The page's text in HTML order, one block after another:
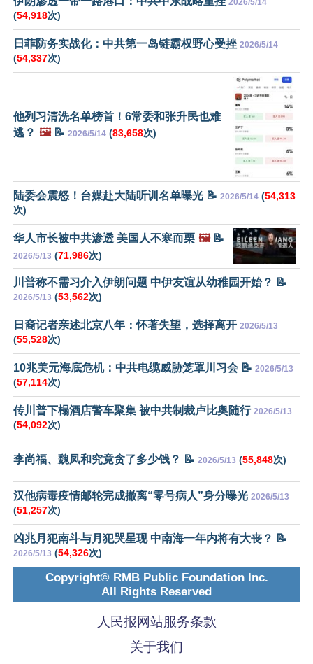
(54,918次)
日菲防务实战化：中共第一岛链霸权野心受挫 2026/5/14
(54,337次)
他列习清洗名单榜首！6常委和张升民也难
逃？ 🖼️📝 2026/5/14 (83,658次)
陆委会震怒！台媒赴大陆听训名单曝光 📝 2026/5/14 (54,313
次)
华人市长被中共渗透 美国人不寒而栗 🖼️📝
2026/5/13 (71,986次)
川普称不需习介入伊朗问题 中伊友谊从幼稚园开始？ 📝
2026/5/13 (53,562次)
日裔记者亲述北京八年：怀著失望，选择离开 2026/5/13
(55,528次)
10兆美元海底危机：中共电缆威胁笼罩川习会 📝 2026/5/13
(57,114次)
传川普下榻酒店警车聚集 被中共制裁卢比奥随行 2026/5/13
(54,092次)
李尚福、魏凤和究竟贪了多少钱？ 📝 2026/5/13 (55,848次)
汉他病毒疫情邮轮完成撤离“零号病人”身分曝光 2026/5/13
(51,257次)
凶兆月犯南斗与月犯哭星现 中南海一年内将有大丧？ 📝
2026/5/13 (54,326次)
Copyright© RMB Public Foundation Inc.
All Rights Reserved
人民报网站服务条款
关于我们